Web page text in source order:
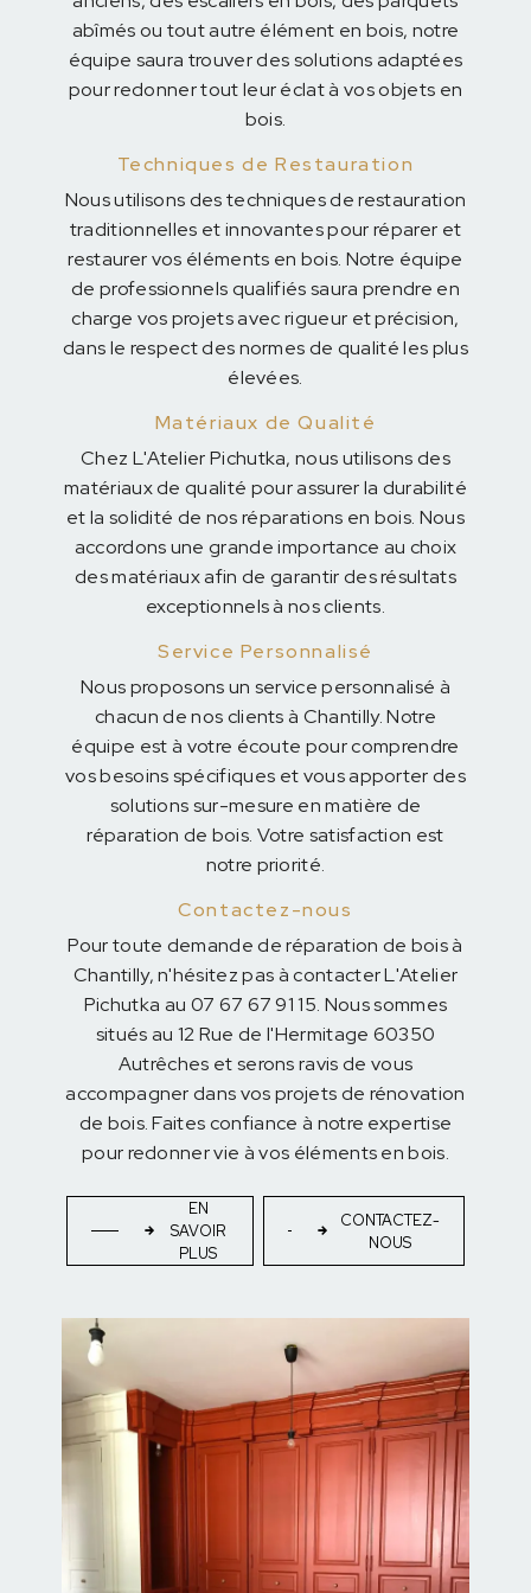
abîmés ou tout autre élément en bois, notre
équipe saura trouver des solutions adaptées
pour redonner tout leur éclat à vos objets en
bois.
Techniques de Restauration
Nous utilisons des techniques de restauration
traditionnelles et innovantes pour réparer et
restaurer vos éléments en bois. Notre équipe
de professionnels qualifiés saura prendre en
charge vos projets avec rigueur et précision,
dans le respect des normes de qualité les plus
élevées.
Matériaux de Qualité
Chez L'Atelier Pichutka, nous utilisons des
matériaux de qualité pour assurer la durabilité
et la solidité de nos réparations en bois. Nous
accordons une grande importance au choix
des matériaux afin de garantir des résultats
exceptionnels à nos clients.
Service Personnalisé
Nous proposons un service personnalisé à
chacun de nos clients à Chantilly. Notre
équipe est à votre écoute pour comprendre
vos besoins spécifiques et vous apporter des
solutions sur-mesure en matière de
réparation de bois. Votre satisfaction est
notre priorité.
Contactez-nous
Pour toute demande de réparation de bois à
Chantilly, n'hésitez pas à contacter L'Atelier
Pichutka au 07 67 67 91 15. Nous sommes
situés au 12 Rue de l'Hermitage 60350
Autrêches et serons ravis de vous
accompagner dans vos projets de rénovation
de bois. Faites confiance à notre expertise
pour redonner vie à vos éléments en bois.
EN
SAVOIR
PLUS
CONTACTEZ-
NOUS